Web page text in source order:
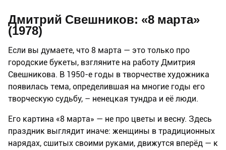
Дмитрий Свешников: «8 марта»
(1978)
Если вы думаете, что 8 марта — это только про
городские букеты, взгляните на работу Дмитрия
Свешникова. В 1950-е годы в творчестве художника
появилась тема, определившая на многие годы его
творческую судьбу, – ненецкая тундра и её люди.
Его картина «8 марта» — не про цветы и весну. Здесь
праздник выглядит иначе: женщины в традиционных
нарядах, сшитых своими руками, движутся вперёд — к